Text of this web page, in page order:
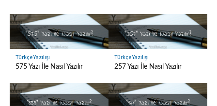
Türkçe Yazılışı
575 Yazı İle Nasıl Yazılır
Türkçe Yazılışı
257 Yazı İle Nasıl Yazılır